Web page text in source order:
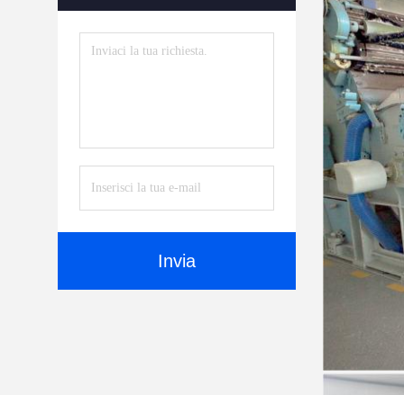
Invia